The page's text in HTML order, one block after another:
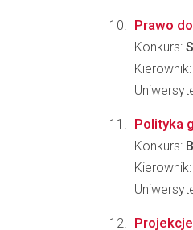
Prawo
Konkurs:
Polityka
Konkurs: